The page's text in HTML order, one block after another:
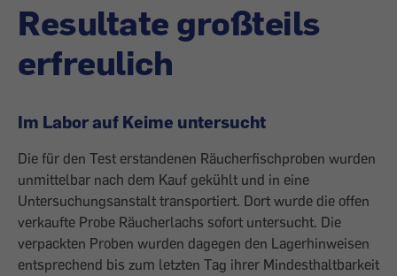
Resultate großteils
erfreulich
Im Labor auf Keime untersucht
Die für den Test erstandenen Räucherfischproben wurden
unmittelbar nach dem Kauf gekühlt und in eine
Untersuchungsanstalt transportiert. Dort wurde die offen
verkaufte Probe Räucherlachs sofort untersucht. Die
verpackten Proben wurden dagegen den Lagerhinweisen
entsprechend bis zum letzten Tag ihrer Mindesthaltbarkeit